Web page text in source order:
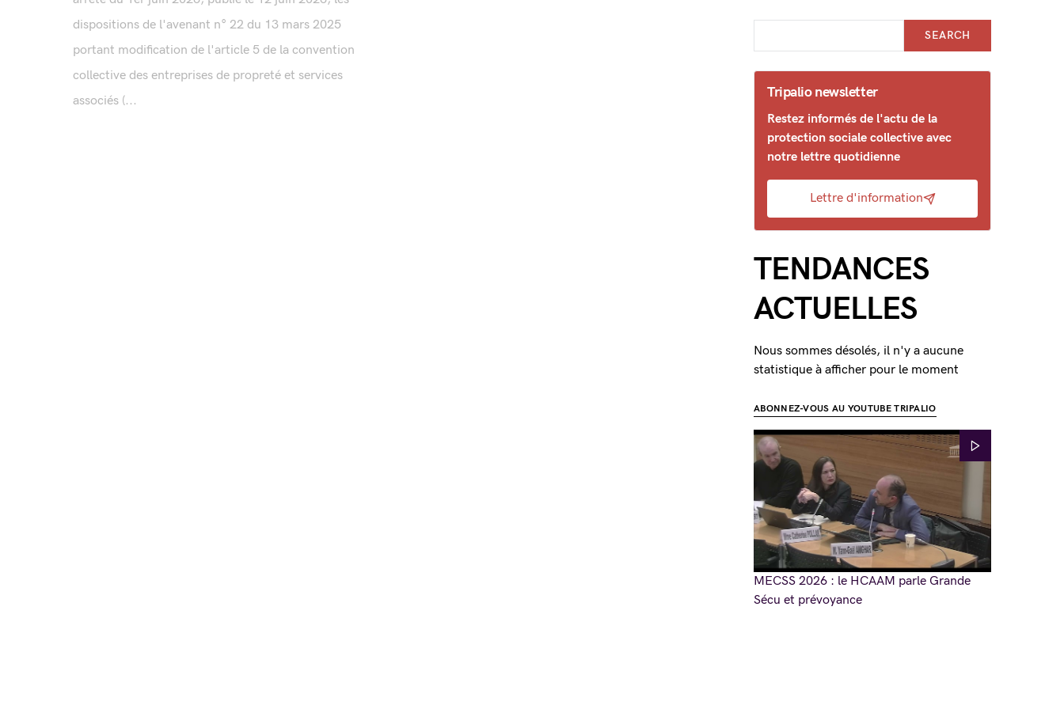
dispositions de l'avenant n° 22 du 13 mars 2025
portant modification de l'article 5 de la convention
collective des entreprises de propreté et services
associés (...
SEARCH
Tripalio newsletter
Restez informés de l'actu de la
protection sociale collective avec
notre lettre quotidienne
Lettre d'information
TENDANCES
ACTUELLES
Nous sommes désolés, il n'y a aucune
statistique à afficher pour le moment
ABONNEZ-VOUS AU YOUTUBE TRIPALIO
MECSS 2026 : le HCAAM parle Grande
Sécu et prévoyance